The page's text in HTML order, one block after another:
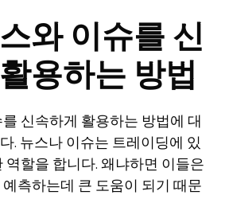
와 이슈를 신
용하는 방법
신속하게 활용하는 방법에 대
. 뉴스나 이슈는 트레이딩에 있
할을 합니다. 왜냐하면 이들은
측하는데 큰 도움이 되기 때문